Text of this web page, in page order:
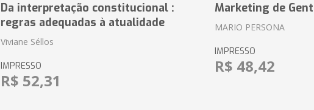
Da interpretação constitucional :
regras adequadas à atualidade
Viviane Séllos
IMPRESSO
R$ 52,31
Marketing de
MARIO PERSONA
IMPRESSO
R$ 48,42